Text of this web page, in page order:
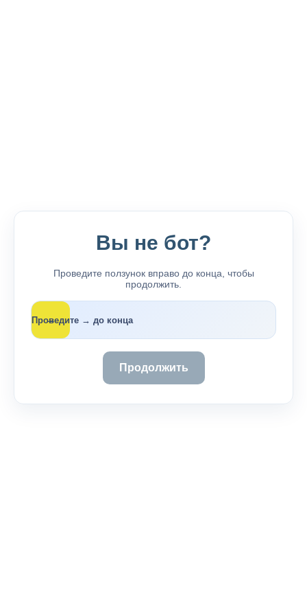
Вы не бот?
Проведите ползунок вправо до конца, чтобы
продолжить.
Проведите → до конца
→
Продолжить